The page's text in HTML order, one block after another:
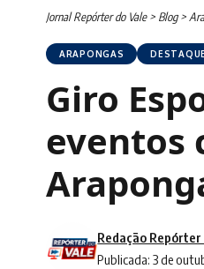
Jornal Repórter do Vale> Blog>
ARAPONGAS DESTAQUE
Giro
eventos
Publicada: 3 de
Redação Repórter